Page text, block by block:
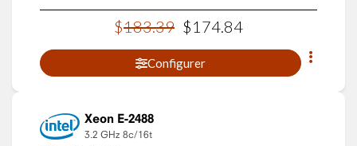
$183.39 $174.84
Configurer
Xeon E-2488
3.2 GHz 8c/16t